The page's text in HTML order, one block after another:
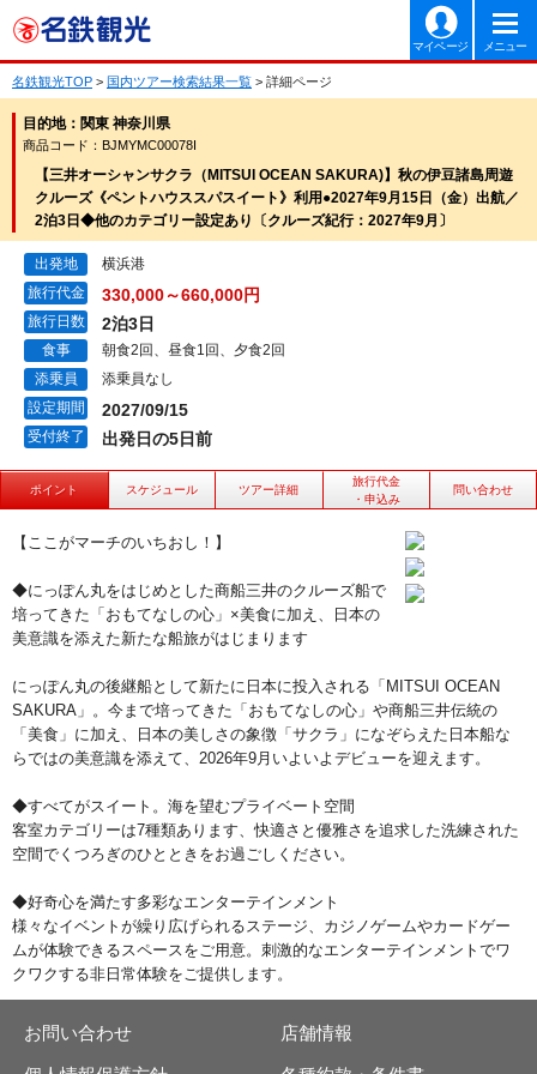
マイページ メニュー
名鉄観光TOP > 国内ツアー検索結果一覧 > 詳細ページ
目的地：関東 神奈川県
商品コード：BJMYMC00078I
【三井オーシャンサクラ（MITSUI OCEAN SAKURA)】秋の伊豆諸島周遊
クルーズ《ペントハウススパスイート》利用●2027年9月15日（金）出航／
2泊3日◆他のカテゴリー設定あり〔クルーズ紀行：2027年9月〕
出発地
横浜港
旅行代金
330,000～660,000円
旅行日数 2泊3日
食事
朝食2回、昼食1回、夕食2回
添乗員
添乗員なし
設定期間
2027/09/15
受付終了 出発日の5日前
ポイント スケジュール ツアー詳細
旅行代金
・申込み
問い合わせ
【ここがマーチのいちおし！】
◆にっぽん丸をはじめとした商船三井のクルーズ船で
培ってきた「おもてなしの心」×美食に加え、日本の
美意識を添えた新たな船旅がはじまります
にっぽん丸の後継船として新たに日本に投入される「MITSUI OCEAN
SAKURA」。今まで培ってきた「おもてなしの心」や商船三井伝統の
「美食」に加え、日本の美しさの象徴「サクラ」になぞらえた日本船な
らではの美意識を添えて、2026年9月いよいよデビューを迎えます。
◆すべてがスイート。海を望むプライベート空間
客室カテゴリーは7種類あります、快適さと優雅さを追求した洗練された
空間でくつろぎのひとときをお過ごしください。
◆好奇心を満たす多彩なエンターテインメント
様々なイベントが繰り広げられるステージ、カジノゲームやカードゲー
ムが体験できるスペースをご用意。刺激的なエンターテインメントでワ
クワクする非日常体験をご提供します。
お問い合わせ 店舗情報